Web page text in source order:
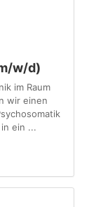
w/d)
im Raum
wir einen
ein ...